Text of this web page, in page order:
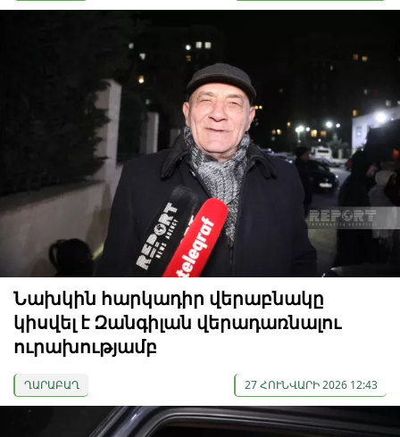
Նախկին հարկադիր վերաբնակը
կիսվել է Զանգիլան վերադառնալու
ուրախությամբ
ՂԱՐԱԲԱՂ 27 ՀՈՒՆՎԱՐԻ 2026 12:43